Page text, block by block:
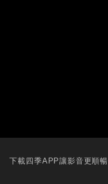
下載四季APP讓影音更順暢